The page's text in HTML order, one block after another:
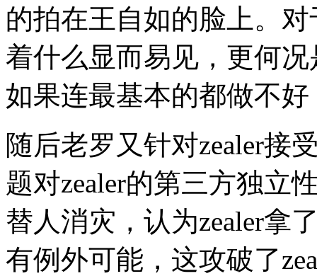
的拍在王自如的脸上。
着什么显而易见，更何
如果连最基本的都做不
随后老罗又针对zealer接
题对zealer的第三方独立
替人消灾，认为zealer拿
有例外可能，这攻破了